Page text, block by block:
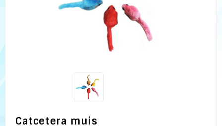
Catcetera muis